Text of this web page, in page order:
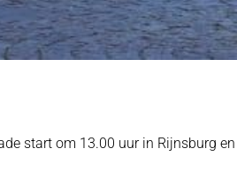
start om 13.00 uur in Rijnsburg